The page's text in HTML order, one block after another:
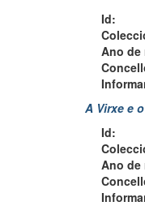
Id:
Ano de
A Virxe e
Id:
Ano de